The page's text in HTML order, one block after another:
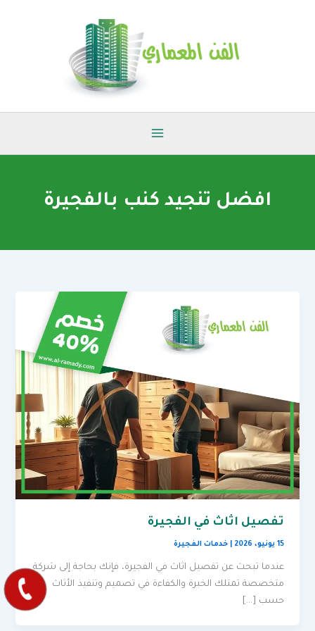
افضل تنجيد كنب بالفجيرة
تفصيل اثاث في الفجيرة
15 يونيو، 2026 |خدمات الفجيرة
عندما تبحث عن تفصيل اثاث في الفجيرة، فإنك بحاجة إلى شركة
متخصصة تمتلك الخبرة والكفاءة في تصميم وتنفيذ الأثاث
حسب […]